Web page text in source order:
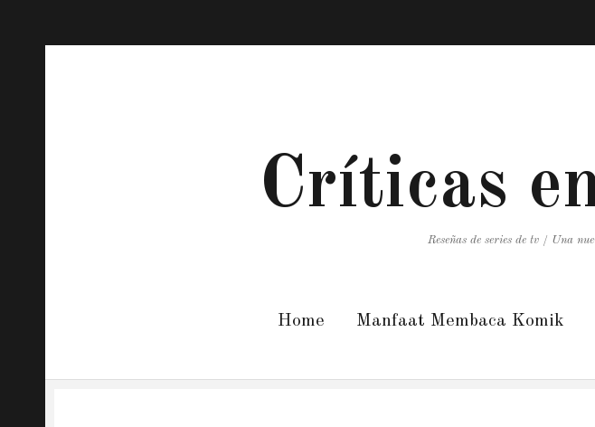
Críticas
Reseñas de series de tv / Una
Home Manfaat Membaca Komik